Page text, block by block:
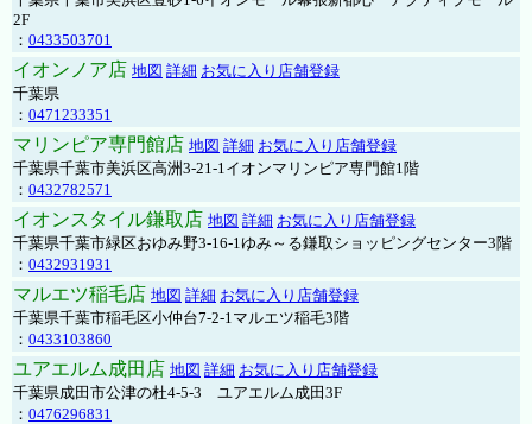
2F
： 0433503701
イオンノア店 地図 詳細 お気に入り店舗登録
千葉県
： 0471233351
マリンピア専門館店 地図 詳細 お気に入り店舗登録
千葉県千葉市美浜区高洲3-21-1イオンマリンピア専門館1階
： 0432782571
イオンスタイル鎌取店 地図 詳細 お気に入り店舗登録
千葉県千葉市緑区おゆみ野3-16-1ゆみ～る鎌取ショッピングセンター3階
： 0432931931
マルエツ稲毛店 地図 詳細 お気に入り店舗登録
千葉県千葉市稲毛区小仲台7-2-1マルエツ稲毛3階
： 0433103860
ユアエルム成田店 地図 詳細 お気に入り店舗登録
千葉県成田市公津の杜4-5-3 ユアエルム成田3F
： 0476296831